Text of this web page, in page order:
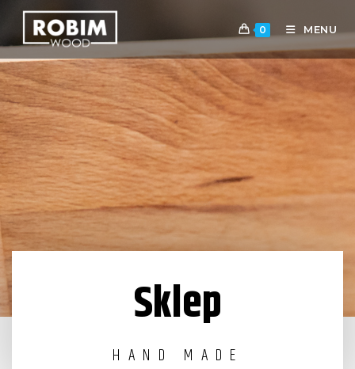
0 MENU
Sklep
HAND MADE